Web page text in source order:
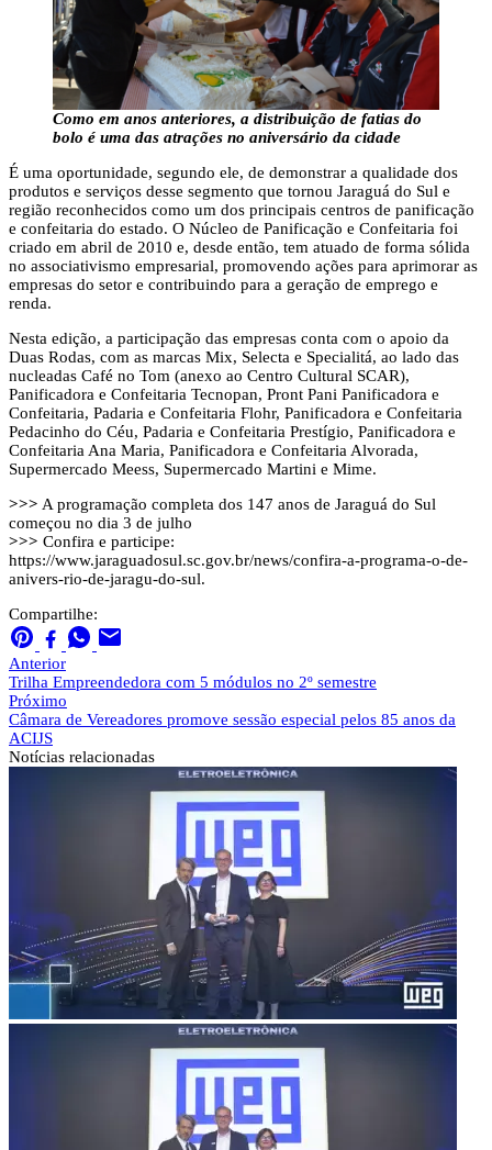
Como em anos anteriores, a distribuição de fatias do
bolo é uma das atrações no aniversário da cidade
É uma oportunidade, segundo ele, de demonstrar a qualidade dos
produtos e serviços desse segmento que tornou Jaraguá do Sul e
região reconhecidos como um dos principais centros de panificação
e confeitaria do estado. O Núcleo de Panificação e Confeitaria foi
criado em abril de 2010 e, desde então, tem atuado de forma sólida
no associativismo empresarial, promovendo ações para aprimorar as
empresas do setor e contribuindo para a geração de emprego e
renda.
Nesta edição, a participação das empresas conta com o apoio da
Duas Rodas, com as marcas Mix, Selecta e Specialitá, ao lado das
nucleadas Café no Tom (anexo ao Centro Cultural SCAR),
Panificadora e Confeitaria Tecnopan, Pront Pani Panificadora e
Confeitaria, Padaria e Confeitaria Flohr, Panificadora e Confeitaria
Pedacinho do Céu, Padaria e Confeitaria Prestígio, Panificadora e
Confeitaria Ana Maria, Panificadora e Confeitaria Alvorada,
Supermercado Meess, Supermercado Martini e Mime.
>>> A programação completa dos 147 anos de Jaraguá do Sul
começou no dia 3 de julho
>>> Confira e participe:
https://www.jaraguadosul.sc.gov.br/news/confira-a-programa-o-de-
anivers-rio-de-jaragu-do-sul.
Compartilhe:
Anterior
Trilha Empreendedora com 5 módulos no 2º semestre
Próximo
Câmara de Vereadores promove sessão especial pelos 85 anos da
ACIJS
Notícias relacionadas